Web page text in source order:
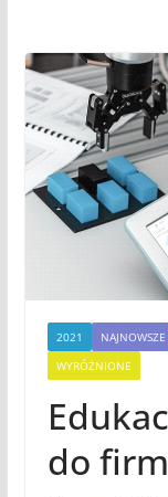
2021 NAJNOWSZE
WYRÓŻNIONE
do